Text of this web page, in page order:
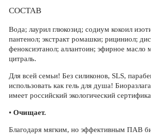
СОСТАВ
Вода; лаурил глюкозид; содиум кокоил
пантенол; экстракт ромашки; рициниол;
феноксиэтанол; аллантоин; эфирное масло
цитраль.
Для всей семьи! Без силиконов, SLS,
использовать как гель для душа!
имеет российский экологический
• Очищает.
Благодаря мягким, но эффективным ПАВ